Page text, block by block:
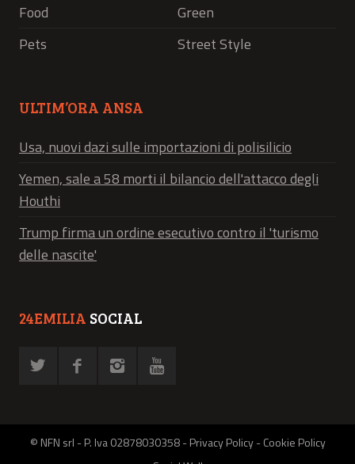
Food
Green
Pets
Street Style
ULTIM’ORA ANSA
Usa, nuovi dazi sulle importazioni di polisilicio
Yemen, sale a 58 morti il bilancio dell'attacco degli
Houthi
Trump firma un ordine esecutivo contro il 'turismo
delle nascite'
24EMILIA SOCIAL
© NFN srl - P. Iva 02878030358 -Privacy Policy-Cookie Policy